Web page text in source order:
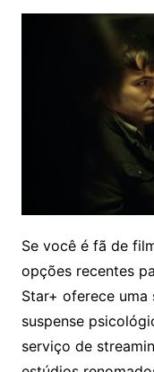
Se você é fã de
opções recentes
Star+ oferece
suspense
serviço de